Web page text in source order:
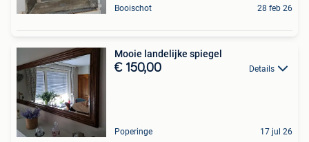
Booischot 28 feb 26
Mooie landelijke spiegel
€ 150,00 Details
Poperinge 17 jul 26